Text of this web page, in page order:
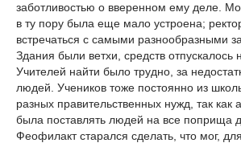
заботливостью о вверенном ему деле.
в ту пору была еще мало устроена;
встречаться с самыми разнообразными
Здания были ветхи, средств отпускалось
Учителей найти было трудно, за
людей. Учеников тоже постоянно из
разных правительственных нужд, так как
была поставлять людей на все поприща
Феофилакт старался сделать, что мог,